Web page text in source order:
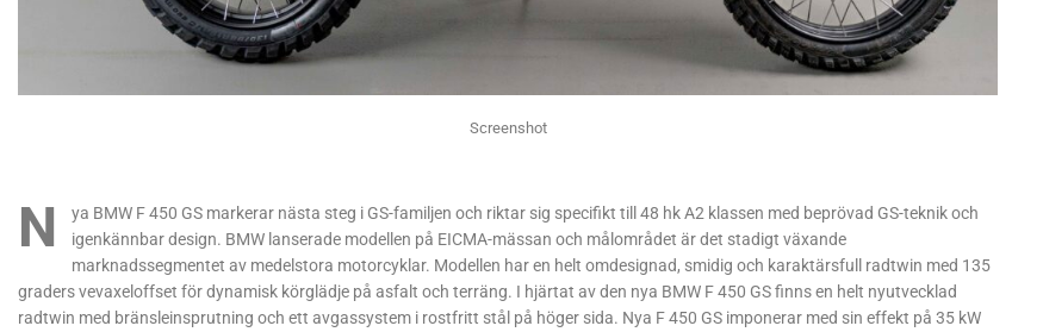
Screenshot
N
ya BMW F 450 GS markerar nästa steg i GS-familjen och riktar sig specifikt till 48 hk A2 klassen med beprövad GS-teknik och
igenkännbar design. BMW lanserade modellen på EICMA-mässan och målområdet är det stadigt växande
marknadssegmentet av medelstora motorcyklar. Modellen har en helt omdesignad, smidig och karaktärsfull radtwin med 135
graders vevaxeloffset för dynamisk körglädje på asfalt och terräng. I hjärtat av den nya BMW F 450 GS finns en helt nyutvecklad
radtwin med bränsleinsprutning och ett avgassystem i rostfritt stål på höger sida. Nya F 450 GS imponerar med sin effekt på 35 kW